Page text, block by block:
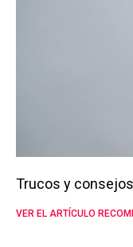
Trucos y
VER EL ARTÍCULO